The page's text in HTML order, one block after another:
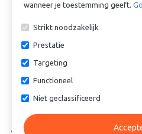
wanneer je toestemming geeft.
Strikt noodzakelijk
Prestatie
Targeting
Functioneel
Niet geclassificeerd